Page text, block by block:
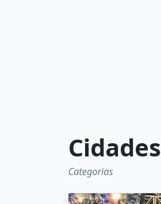
Cidades
Categorias